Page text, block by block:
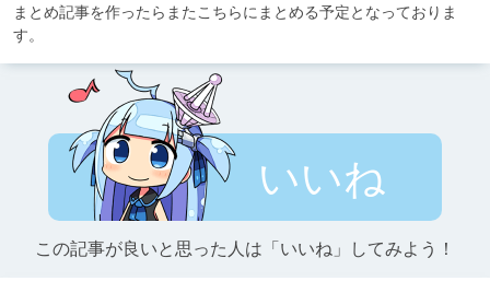
まとめ記事を作ったらまたこちらにまとめる予定となっておりま
す。
いいね
この記事が良いと思った人は「いいね」してみよう！